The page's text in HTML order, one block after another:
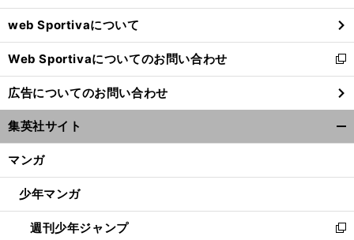
ウ
で
開
く
web Sportivaについて
Web Sportivaについてのお問い合わせ
新
し
い
ウ
ィ
ン
ウ
開
く
広告についてのお問い合わせ
集英社サイト
マンガ
少年マンガ
週刊少年ジャンプ
新